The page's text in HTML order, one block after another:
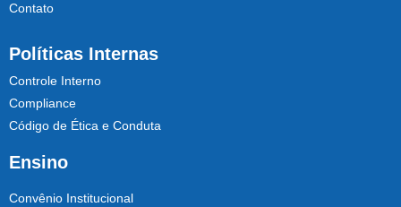
Contato
Políticas Internas
Controle Interno
Compliance
Código de Ética e Conduta
Ensino
Convênio Institucional